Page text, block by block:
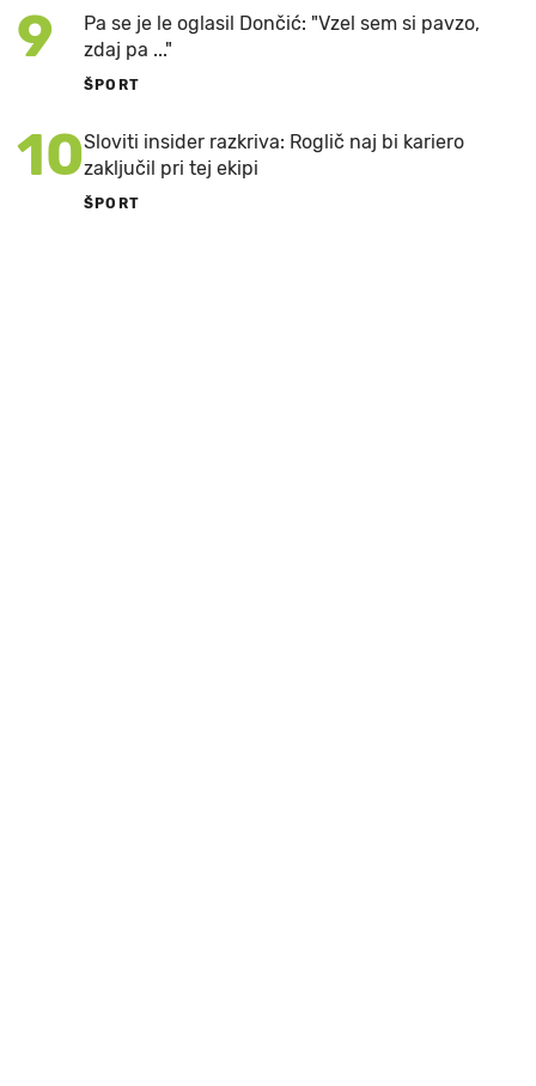
9
Pa se je le oglasil Dončić: "Vzel sem si pavzo,
zdaj pa ..."
ŠPORT
10Sloviti insider razkriva: Roglič naj bi kariero
zaključil pri tej ekipi
ŠPORT